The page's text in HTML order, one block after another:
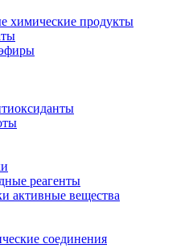
химические продукты
реагенты
активные вещества
соединения